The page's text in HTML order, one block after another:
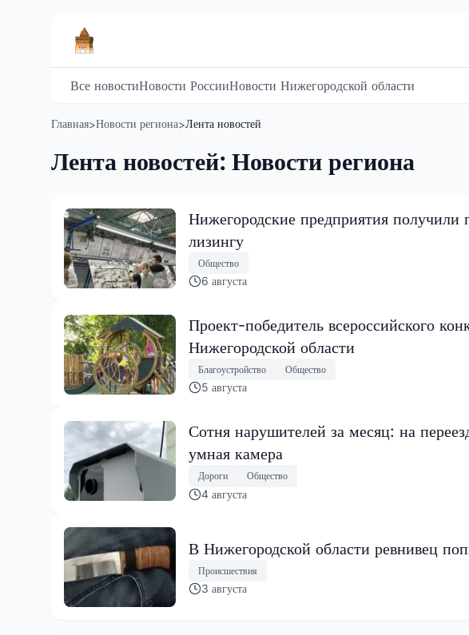
Все новостиНовости РоссииНовости Нижегородской области
Главная>Новости региона>Лента новостей
Лента новостей: Новости региона
Нижегородские предприятия
лизингу
Общество
6 августа
Проект-победитель всероссийского
Нижегородской области
Благоустройство Общество
5 августа
Сотня нарушителей за месяц: на
умная камера
Дороги Общество
4 августа
В Нижегородской области ревнивец
Происшествия
3 августа